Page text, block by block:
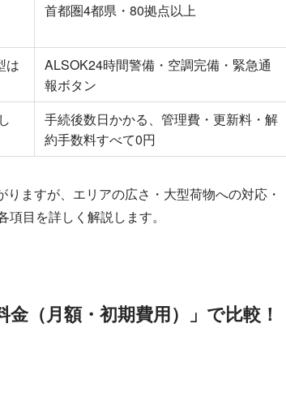
首都圏4都県・80拠点以上
は
ALSOK24時間警備・空調完備・緊急通
報ボタン
手続後数日かかる、管理費・更新料・解
約手数料すべて0円
ますが、エリアの広さ・大型荷物への対応・
目を詳しく解説します。
（月額・初期費用）」で比較！